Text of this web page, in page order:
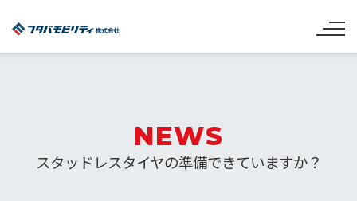
NEWS
スタッドレスタイヤの準備できていますか？